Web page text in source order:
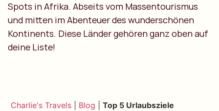
Spots in Afrika. Abseits vom Massentourismus
und mitten im Abenteuer des wunderschönen
Kontinents. Diese Länder gehören ganz oben auf
deine Liste!
Charlie's Travels Blog |Top 5 Urlaubsziele